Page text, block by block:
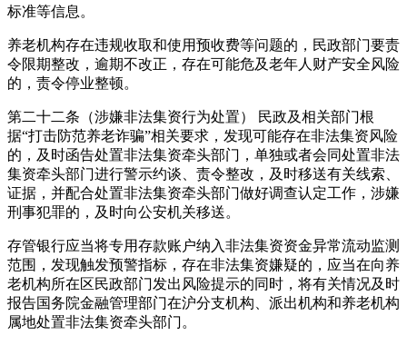
标准等信息。
养老机构存在违规收取和使用预收费等问题的，民政部门要责
令限期整改，逾期不改正，存在可能危及老年人财产安全风险
的，责令停业整顿。
第二十二条（涉嫌非法集资行为处置） 民政及相关部门根
据“打击防范养老诈骗”相关要求，发现可能存在非法集资风险
的，及时函告处置非法集资牵头部门，单独或者会同处置非法
集资牵头部门进行警示约谈、责令整改，及时移送有关线索、
证据，并配合处置非法集资牵头部门做好调查认定工作，涉嫌
刑事犯罪的，及时向公安机关移送。
存管银行应当将专用存款账户纳入非法集资资金异常流动监测
范围，发现触发预警指标，存在非法集资嫌疑的，应当在向养
老机构所在区民政部门发出风险提示的同时，将有关情况及时
报告国务院金融管理部门在沪分支机构、派出机构和养老机构
属地处置非法集资牵头部门。